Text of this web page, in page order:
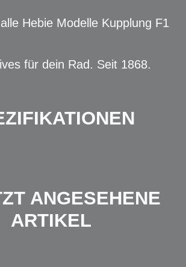
Hebie Modelle Kupplung F1
für dein Rad. Seit 1868.
ANGESEHENE
ARTIKEL